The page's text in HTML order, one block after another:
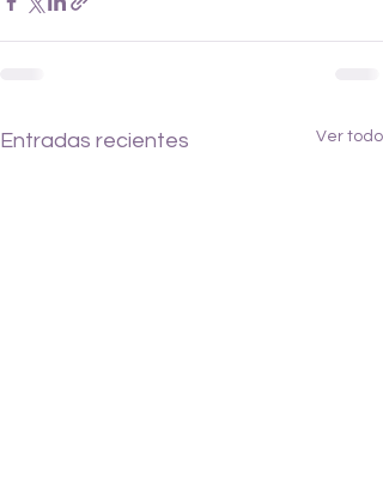
Entradas recientes Ver todo